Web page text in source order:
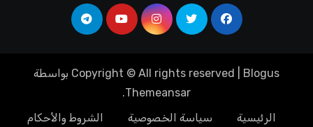
Copyright © All rights reserved Blogus
بواسطة
Themeansar
.
الرئيسية
سياسة الخصوصية الشروط والأحكام